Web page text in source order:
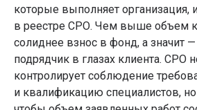
которые выполняет организация,
в реестре СРО. Чем выше объем
солиднее взнос в фонд, а значит
подрядчик в глазах клиента. СРО
контролирует соблюдение
и квалификацию специалистов,